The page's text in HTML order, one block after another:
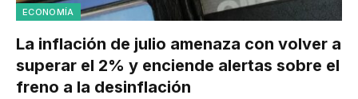
ECONOMÍA
La inflación de julio amenaza con volver a
superar el 2% y enciende alertas sobre el
freno a la desinflación